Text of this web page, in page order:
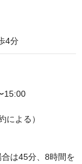
4分
15:00
による）
は45分、8時間を